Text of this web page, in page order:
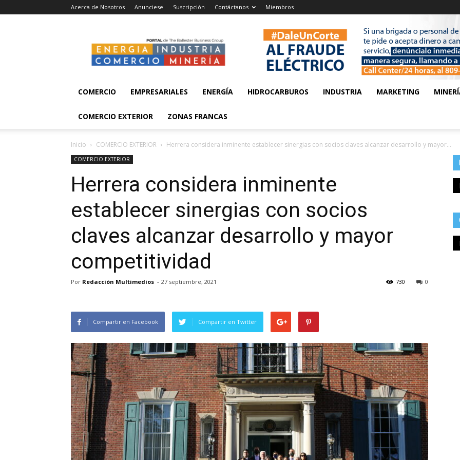
Acerca de Nosotros Anunciese Suscripción Contáctanos Miembros
Industria,
Comercio
y
COMERCIO
EMPRESARIALES ENERGÍA HIDROCARBUROS INDUSTRIA MARKETING
COMERCIO EXTERIOR ZONAS FRANCAS
Inicio COMERCIO EXTERIOR Herrera considera inminente establecer sinergias con socios claves alcanzar desarrollo y mayor...
COMERCIO EXTERIOR
Herrera considera inminente
establecer sinergias con socios
claves alcanzar desarrollo y mayor
competitividad
Por Redacción Multimedios - 27 septiembre, 2021 0
730
Compartir en Facebook Compartir en Twitter